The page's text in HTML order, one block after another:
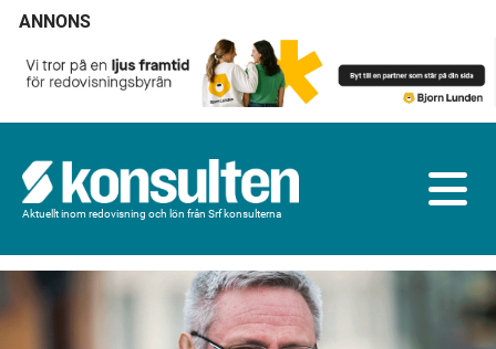
ANNONS
Aktuellt inom redovisning och lön från Srf konsulterna